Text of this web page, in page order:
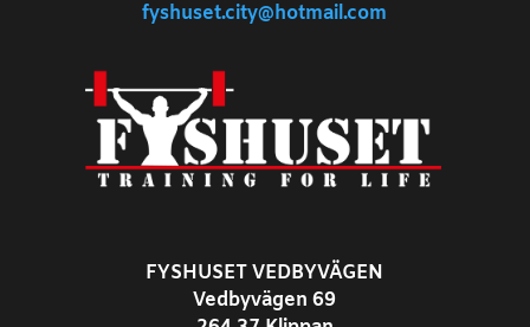
fyshuset.city@hotmail.com
FYSHUSET VEDBYVÄGEN
Vedbyvägen 69